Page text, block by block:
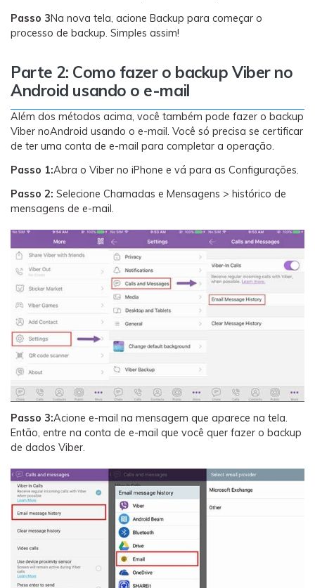
Passo 3Na nova tela, acione Backup para começar o
processo de backup. Simples assim!
Parte 2: Como fazer o backup Viber no
Android usando o e-mail
Além dos métodos acima, você também pode fazer o backup
Viber noAndroid usando o e-mail. Você só precisa se certificar
de ter uma conta de e-mail para completar a operação.
Passo 1:Abra o Viber no iPhone e vá para as Configurações.
Passo 2: Selecione Chamadas e Mensagens > histórico de
mensagens de e-mail.
Passo 3:Acione e-mail na mensagem que aparece na tela.
Então, entre na conta de e-mail que você quer fazer o backup
de dados Viber.